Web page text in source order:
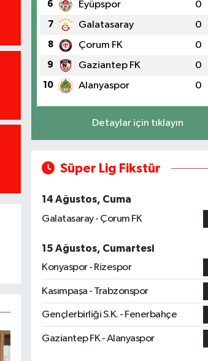
6 Eyüpspor 0
7 Galatasaray 0
8 Çorum FK 0
9 Gaziantep FK 0
10 Alanyaspor 0
Detaylar için tıklayın
Süper Lig Fikstür
14 Ağustos, Cuma
Galatasaray - Çorum FK
15 Ağustos, Cumartesi
Konyaspor - Rizespor
Kasımpaşa - Trabzonspor
Gençlerbirliği S.K. - Fenerbahçe
Gaziantep FK - Alanyaspor